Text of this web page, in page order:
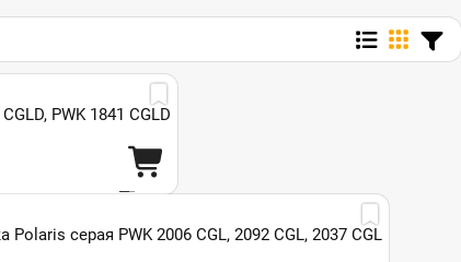
PWK 1841 CGLD
серая PWK 2006 CGL, 2092 CGL, 2037 CGL